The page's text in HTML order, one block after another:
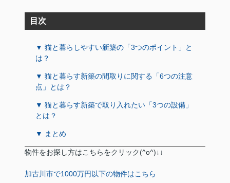
目次
▼ 猫と暮らしやすい新築の「3つのポイント」と
は？
▼ 猫と暮らす新築の間取りに関する「6つの注意
点」とは？
▼ 猫と暮らす新築で取り入れたい「3つの設備」
とは？
▼ まとめ
物件をお探し方はこちらをクリック(^o^)↓↓
加古川市で1000万円以下の物件はこちら